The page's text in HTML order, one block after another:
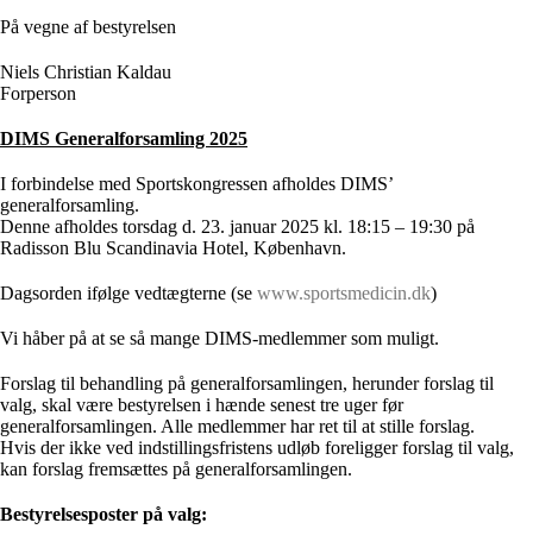
På vegne af bestyrelsen
Niels Christian Kaldau
Forperson
DIMS Generalforsamling 2025
I forbindelse med Sportskongressen afholdes DIMS’
generalforsamling.
Denne afholdes torsdag d. 23. januar 2025 kl. 18:15 – 19:30 på
Radisson Blu Scandinavia Hotel, København.
Dagsorden ifølge vedtægterne (se www.sportsmedicin.dk)
Vi håber på at se så mange DIMS-medlemmer som muligt.
Forslag til behandling på generalforsamlingen, herunder forslag til
valg, skal være bestyrelsen i hænde senest tre uger før
generalforsamlingen. Alle medlemmer har ret til at stille forslag.
Hvis der ikke ved indstillingsfristens udløb foreligger forslag til valg,
kan forslag fremsættes på generalforsamlingen.
Bestyrelsesposter på valg: